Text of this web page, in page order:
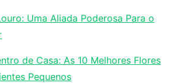
Uma Aliada Poderosa Para o
de Casa: As 10 Melhores Flores
Pequenos